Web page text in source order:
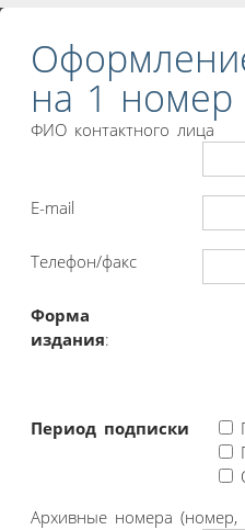
на 1 номер
ФИО контактного лица
E-mail
Телефон/факс
Форма
издания:
Период подписки
Архивные номера (номер,